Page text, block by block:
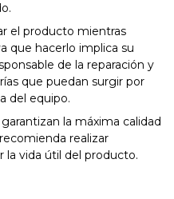
el producto mientras
que hacerlo implica su
de la reparación y
que puedan surgir por
del equipo.
la máxima calidad
realizar
la vida útil del producto.